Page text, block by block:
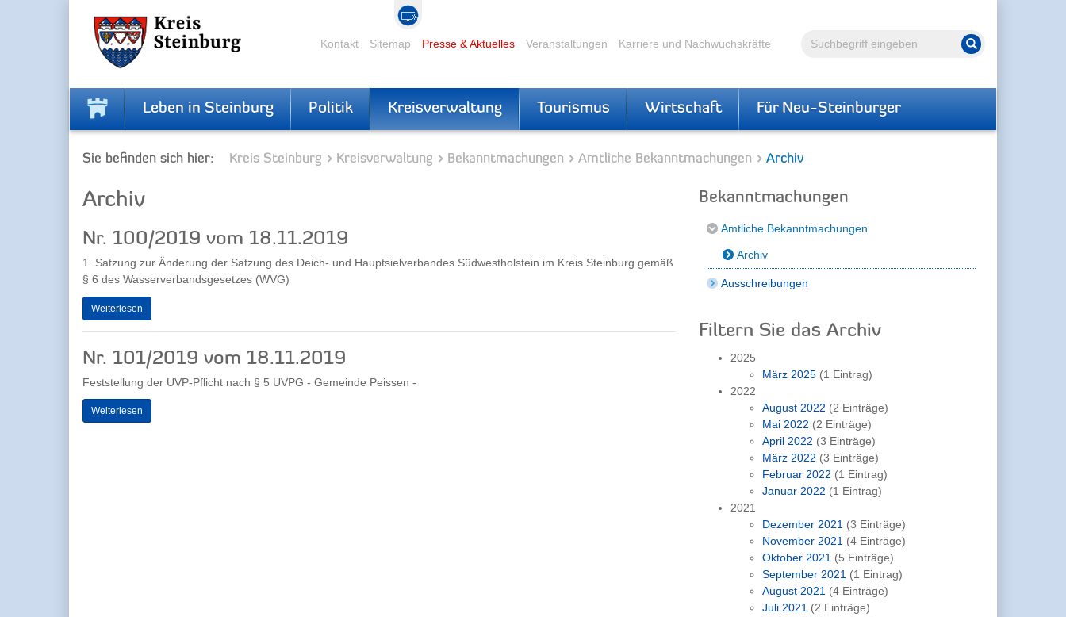
Volltextsuche Suche starten
Kontakt Sitemap Presse & Aktuelles Veranstaltungen Karriere und Nachwuchskräfte
Leben in Steinburg Politik Kreisverwaltung Tourismus Wirtschaft Für Neu-Steinburger
Sie befinden sich hier: Kreis Steinburg Kreisverwaltung Bekanntmachungen Amtliche Bekanntmachungen Archiv
Archiv
Nr. 100/2019 vom 18.11.2019
1. Satzung zur Änderung der Satzung des Deich- und Hauptsielverbandes Südwestholstein im Kreis Steinburg gemäß
§ 6 des Wasserverbandsgesetzes (WVG)
Weiterlesen
Nr. 101/2019 vom 18.11.2019
Feststellung der UVP-Pflicht nach § 5 UVPG - Gemeinde Peissen -
Weiterlesen
Bekanntmachungen
Amtliche Bekanntmachungen
Archiv
Ausschreibungen
Filtern Sie das Archiv
2025
März 2025 (1 Eintrag)
2022
August 2022 (2 Einträge)
Mai 2022 (2 Einträge)
April 2022 (3 Einträge)
März 2022 (3 Einträge)
Februar 2022 (1 Eintrag)
Januar 2022 (1 Eintrag)
2021
Dezember 2021 (3 Einträge)
November 2021 (4 Einträge)
Oktober 2021 (5 Einträge)
September 2021 (1 Eintrag)
August 2021 (4 Einträge)
Juli 2021 (2 Einträge)